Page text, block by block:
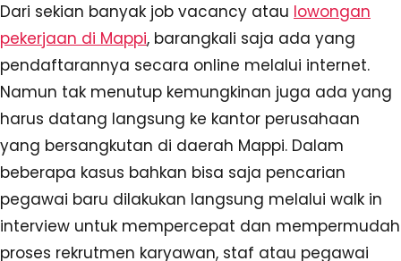
Dari sekian banyak job vacancy atau lowongan
pekerjaan di Mappi, barangkali saja ada yang
pendaftarannya secara online melalui internet.
Namun tak menutup kemungkinan juga ada yang
harus datang langsung ke kantor perusahaan
yang bersangkutan di daerah Mappi. Dalam
beberapa kasus bahkan bisa saja pencarian
pegawai baru dilakukan langsung melalui walk in
interview untuk mempercepat dan mempermudah
proses rekrutmen karyawan, staf atau pegawai